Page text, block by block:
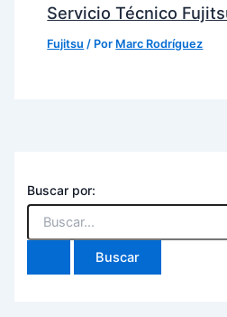
Servicio Técnico
Fujitsu / Por Marc Rodríguez
Buscar por: